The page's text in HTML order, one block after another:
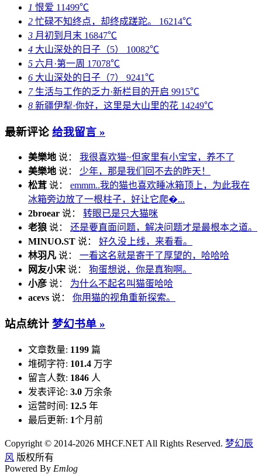
1 恨爱 11499℃
2 忙碌不知终点，却终成蹉跎。 16214℃
3 月初到月末 16847℃
4 大山深处的日子（5） 10082℃
5 六月·第一周 17078℃
6 大山深处的日子（7） 9241℃
7生活与工作的乏力·新栏目的开启 9915℃
8 新疆伊犁·你好，这里是大山里的花 14249℃
最新评论 给我留言 »
美樂地 说： 我很喜欢猫~但家里有小宝宝，养不了
美樂地 说： 少年，那是我们回不去的昨天！
松茸 说： emmm..我的猫也喜欢睡冰箱顶上，为此我在
冰箱旁边放了一根柱子，好让它爬�...
2broear 说： 转眼已是只大猫咪
老狼 说： 还是要直面问题，解决问题才是最根本之道。
MINUO.ST 说： 好久没上线，来看看。
林羽凡 说： 一看这名就是寄于了厚望的，哈哈哈
网友小宋说： 狗蛋想说，你是真狗啊。
小彦 说： 为什么不起名叫猫蛋哈哈
acevs 说： 你用猫的视角重新探索。
站点统计 梦幻书单 »
文章数量: 1199 篇
堆砌字符: 101.4 万字
留言人数: 1846 人
发表评论: 3.0 万余条
运营时间: 12.5 年
最后更新: 1个月前
Copyright © 2014-2026 MHCF.NET All Rights Reserved. 梦幻辰
风 版权所有
Powered By Emlog